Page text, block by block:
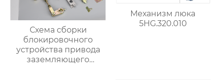
Схема сборки
блокировочного
устройства привода
заземляющего
Механизм люка
5HG.320.010